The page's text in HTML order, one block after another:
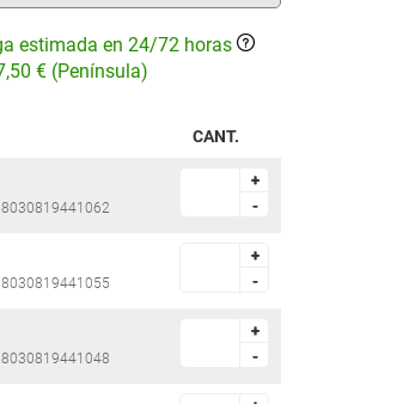
estimada en 24/72 horas
€ (Península)
CANT.
8030819441062
+
-
+
-
8030819441055
+
-
+
-
8030819441048
+
-
+
-